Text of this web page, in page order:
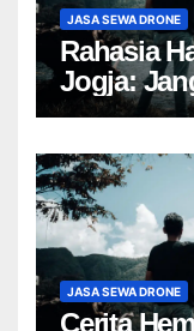
JASA SEWA DRONE
Rahasia
Jogja:
JASA SEWA DRONE
Cerita